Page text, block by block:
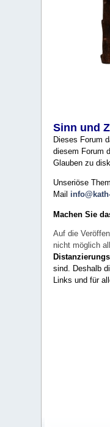
Sinn und
Dieses Forum
diesem Forum
Glauben zu
Unseriöse
Mail
Machen Sie
Auf die
nicht möglich
sind. Deshalb
Links und für